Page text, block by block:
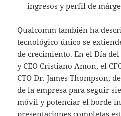
ingresos y perfil de
Qualcomm también ha
tecnológico único se
de crecimiento. En el Día
y CEO Cristiano Amon, el
CTO Dr. James Thompson,
de la empresa para seguir
móvil y potenciar el borde
presentaciones completas